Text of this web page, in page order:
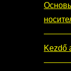
Kezdő